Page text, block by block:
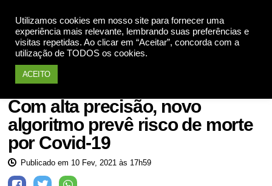
Utilizamos cookies em nosso site para fornecer uma
experiência mais relevante, lembrando suas preferências e
visitas repetidas. Ao clicar em “Aceitar”, concorda com a
utilização de TODOS os cookies.
ACEITO
Ciência
Com alta precisão, novo
algoritmo prevê risco de morte
por Covid-19
Publicado em 10 Fev, 2021 às 17h59